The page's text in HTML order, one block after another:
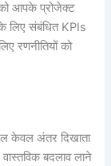
आपके प्रोजेक्ट
लिए संबंधित KPIs
रणनीतियों को
केवल अंतर दिखाता
बदलाव लाने